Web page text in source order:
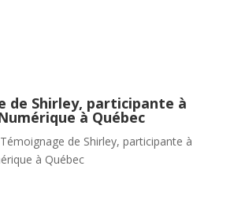
de Shirley, participante à
à Québec
de Shirley, participante à
à Québec